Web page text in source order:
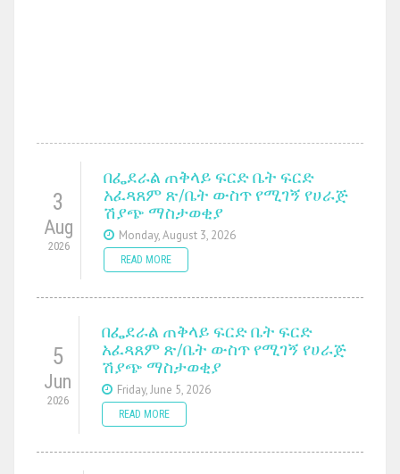
3
Aug
2026
በፌደራል ጠቅላይ ፍርድ ቤት ፍርድ
አፈጻጸም ጽ/ቤት ውስጥ የሚገኝ የሀራጅ
ሽያጭ ማስታወቂያ
Monday, August 3, 2026
READ MORE
5
Jun
2026
በፌደራል ጠቅላይ ፍርድ ቤት ፍርድ
አፈጻጸም ጽ/ቤት ውስጥ የሚገኝ የሀራጅ
ሽያጭ ማስታወቂያ
Friday, June 5, 2026
READ MORE